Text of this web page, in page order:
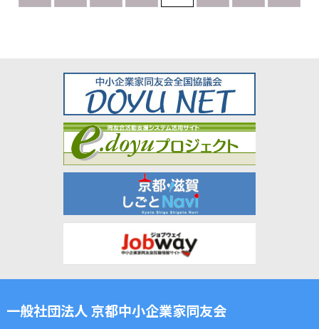
一般社団法人 京都中小企業家同友会